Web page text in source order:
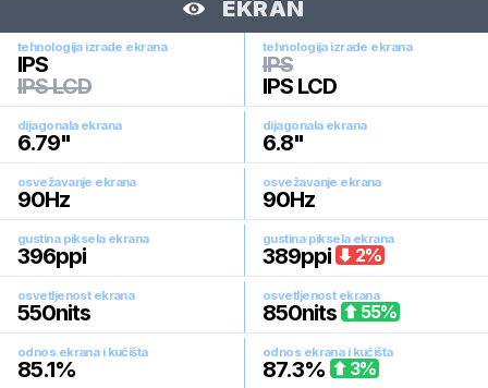
EKRAN
tehnologija izrade ekrana
IPS
IPS LCD
tehnologija izrade ekrana
IPS
IPS LCD
dijagonala ekrana
6.79"
dijagonala ekrana
6.8"
osvežavanje ekrana
90Hz
osvežavanje ekrana
90Hz
gustina piksela ekrana
396ppi
gustina piksela ekrana
389ppi 2%
osvetljenost ekrana
550nits
osvetljenost ekrana
850nits 55%
odnos ekrana i kućišta
85.1%
odnos ekrana i kućišta
87.3% 3%